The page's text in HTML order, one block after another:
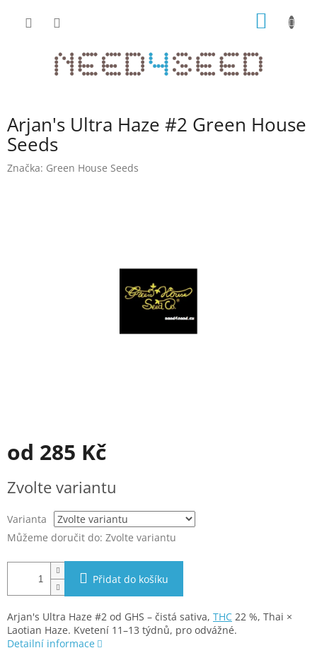
Arjan's Ultra Haze #2 Green House
Seeds
Značka: Green House Seeds
od 285 Kč
cena:
Zvolte variantu
Varianta
Můžeme doručit do: Zvolte variantu
Přidat do košíku
Arjan's Ultra Haze #2 od GHS – čistá sativa, THC 22 %, Thai ×
Laotian Haze. Kvetení 11–13 týdnů, pro odvážné.
Detailní informace